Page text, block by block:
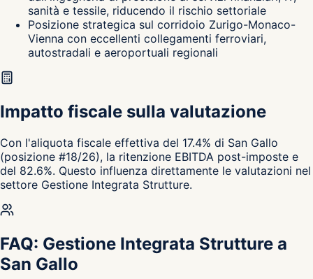
sanità e tessile, riducendo il rischio settoriale
Posizione strategica sul corridoio Zurigo-Monaco-
Vienna con eccellenti collegamenti ferroviari,
autostradali e aeroportuali regionali
Impatto fiscale sulla valutazione
Con l'aliquota fiscale effettiva del 17.4% di San Gallo
(posizione #18/26), la ritenzione EBITDA post-imposte e
del 82.6%. Questo influenza direttamente le valutazioni nel
settore Gestione Integrata Strutture.
FAQ: Gestione Integrata Strutture a
San Gallo